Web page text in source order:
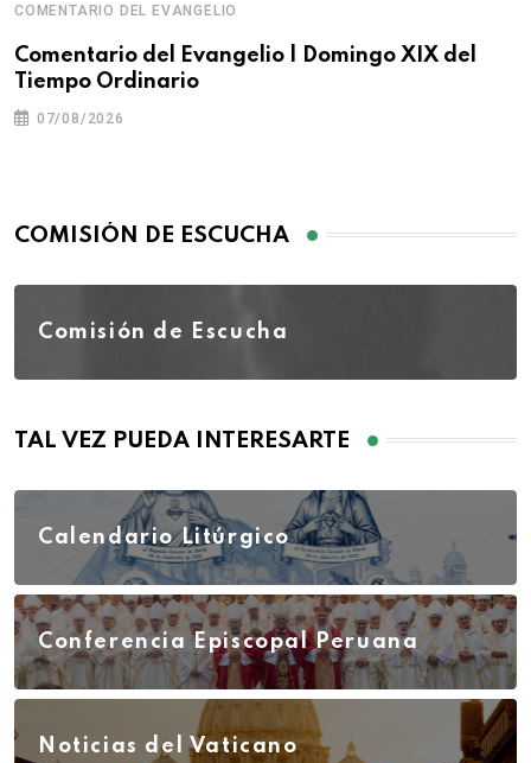
COMENTARIO DEL EVANGELIO
Comentario del Evangelio | Domingo XIX del
Tiempo Ordinario
07/08/2026
COMISIÓN DE ESCUCHA
Comisión de Escucha
TAL VEZ PUEDA INTERESARTE
Calendario Litúrgico
Conferencia Episcopal Peruana
Noticias del Vaticano